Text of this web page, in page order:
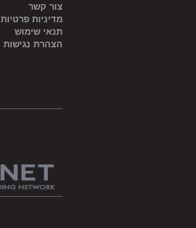
צור קשר
מדיניות פרטיות
תנאי שימוש
הצהרת נגישות